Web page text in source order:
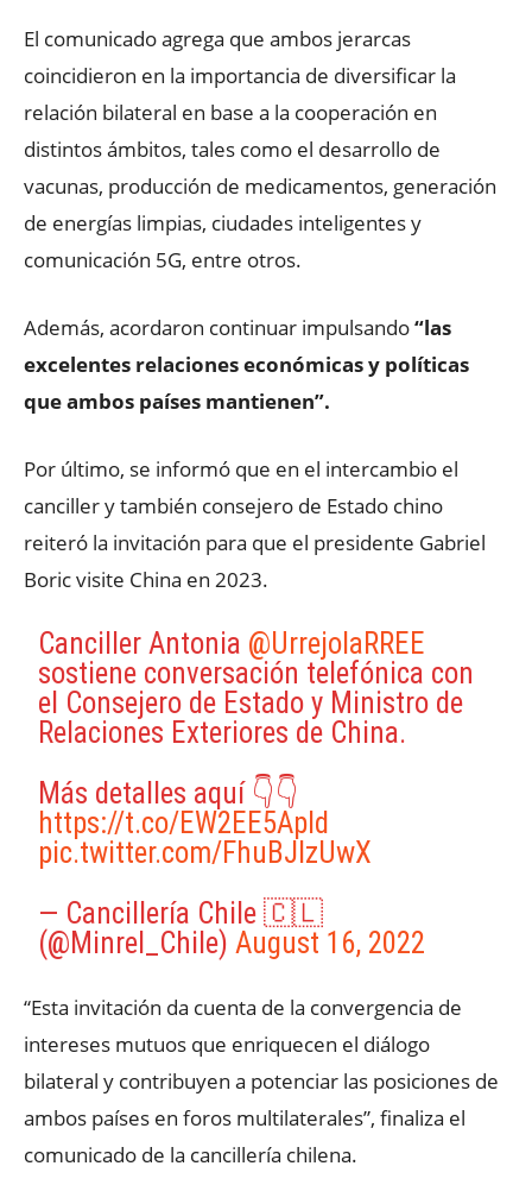
El comunicado agrega que ambos jerarcas
coincidieron en la importancia de diversificar la
relación bilateral en base a la cooperación en
distintos ámbitos, tales como el desarrollo de
vacunas, producción de medicamentos, generación
de energías limpias, ciudades inteligentes y
comunicación 5G, entre otros.
Además, acordaron continuar impulsando“las
excelentes relaciones económicas y políticas
que ambos países mantienen”.
Por último, se informó que en el intercambio el
canciller y también consejero de Estado chino
reiteró la invitación para que el presidente Gabriel
Boric visite China en 2023.
Canciller Antonia @UrrejolaRREE
sostiene conversación telefónica con
el Consejero de Estado y Ministro de
Relaciones Exteriores de China.
Más detalles aquí 👇👇
https://t.co/EW2EE5ApId
pic.twitter.com/FhuBJlzUwX
— Cancillería Chile 🇨🇱
(@Minrel_Chile)August 16, 2022
“Esta invitación da cuenta de la convergencia de
intereses mutuos que enriquecen el diálogo
bilateral y contribuyen a potenciar las posiciones de
ambos países en foros multilaterales”, finaliza el
comunicado de la cancillería chilena.